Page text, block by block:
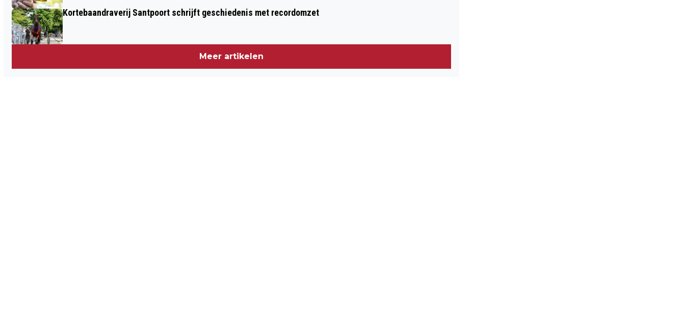
Kortebaandraverij Santpoort schrijft geschiedenis met recordomzet
Meer artikelen